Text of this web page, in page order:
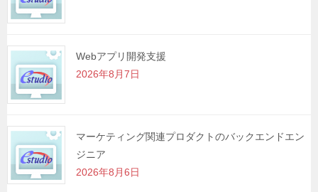
Webアプリ開発支援
2026年8月7日
マーケティング関連プロダクトのバックエンドエン
ジニア
2026年8月6日